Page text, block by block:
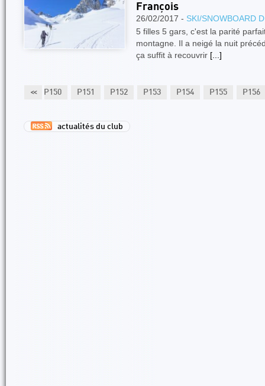
François
26/02/2017 - SKI/SNOWBOARD
5 filles 5 gars, c'est la parité
montagne. Il a neigé la nuit
ça suffit à recouvrir [...]
<< P150 P151 P152 P153 P154 P155 P156
actualités du club